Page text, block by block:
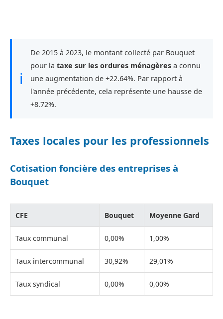
ℹ
De 2015 à 2023, le montant collecté par Bouquet
pour la taxe sur les ordures ménagères a connu
une augmentation de +22.64%. Par rapport à
l'année précédente, cela représente une hausse de
+8.72%.
Taxes locales pour les professionnels
Cotisation foncière des entreprises à
Bouquet
CFE Bouquet Moyenne Gard
Taux communal 0,00% 1,00%
Taux intercommunal 30,92% 29,01%
Taux syndical 0,00% 0,00%